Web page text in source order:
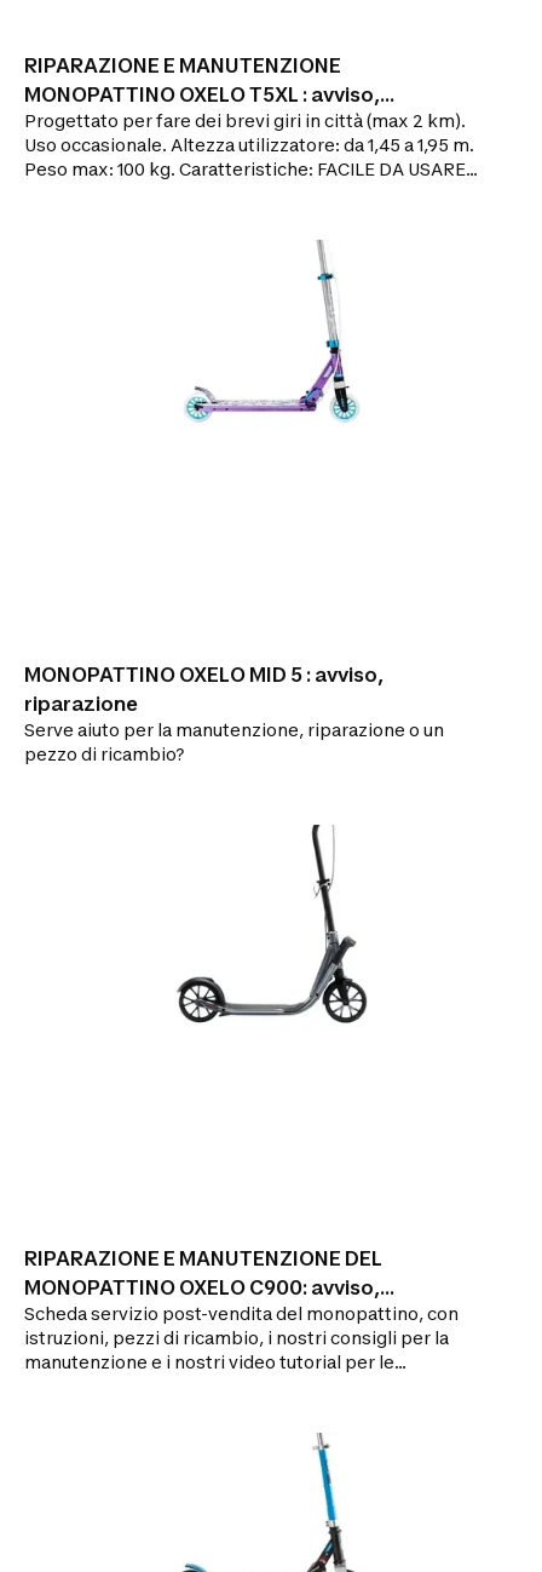
RIPARAZIONE E MANUTENZIONE
MONOPATTINO OXELO T5XL : avviso,
riparazione
Progettato per fare dei brevi giri in città (max 2 km).
Uso occasionale. Altezza utilizzatore: da 1,45 a 1,95 m.
Peso max: 100 kg. Caratteristiche: FACILE DA USARE:
trasportare (tracolla). Facile da parcheggiare
(cavalletto). REGOLABILE: regolazione precisa
dell’altezza del manubrio per utilizzatori tra
1,45 e 1,95 m. NON SPORCA: Parafango anteriore e
MONOPATTINO OXELO MID 5 : avviso,
riparazione
Serve aiuto per la manutenzione, riparazione o un
pezzo di ricambio?
RIPARAZIONE E MANUTENZIONE DEL
MONOPATTINO OXELO C900: avviso,
riparazione
Scheda servizio post-vendita del monopattino, con
istruzioni, pezzi di ricambio, i nostri consigli per la
manutenzione e i nostri video tutorial per le